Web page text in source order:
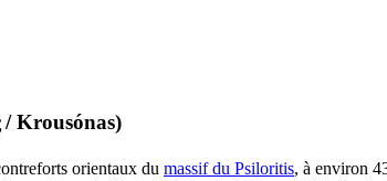
/Krousónas)
orientaux du massif du Psiloritis, à environ